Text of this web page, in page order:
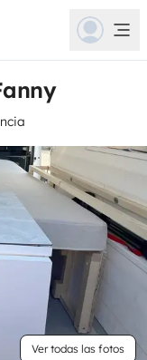
Ver todas las fotos